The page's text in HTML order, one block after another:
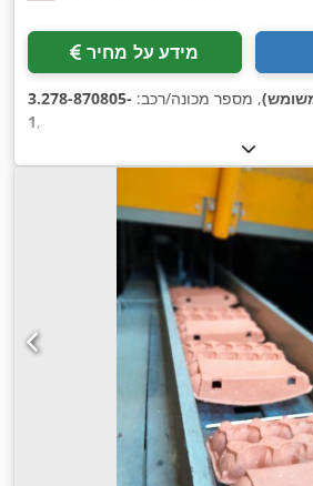
מידע על מחיר
, מספר מכונה/רכב: 3.278-870805-
1,